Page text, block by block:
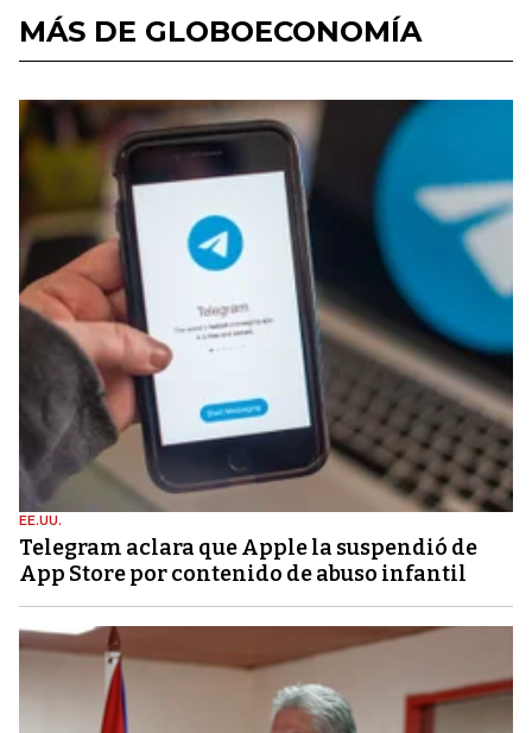
MÁS DE GLOBOECONOMÍA
EE.UU.
Telegram aclara que Apple la suspendió de
App Store por contenido de abuso infantil